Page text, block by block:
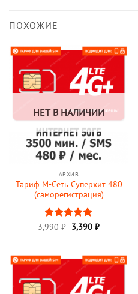
ПОХОЖИЕ
НЕТ В НАЛИЧИИ
АРХИВ
Тариф М-Сеть Суперхит 480
(саморегистрация)
Оценка5
3,990₽ 3,390 ₽